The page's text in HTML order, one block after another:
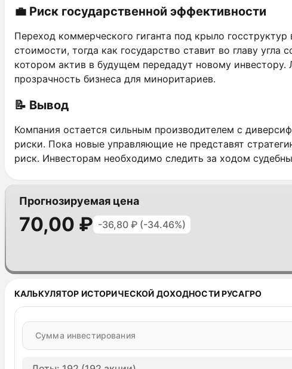
💼 Риск государственной эффективности
Переход коммерческого гиганта под крыло
стоимости, тогда как государство ставит во главу
котором актив в будущем передадут новому
прозрачность бизнеса для миноритариев.
📝 Вывод
Компания остается сильным производителем с
риски. Пока новые управляющие не представят
риск. Инвесторам необходимо следить за ходом
Прогнозируемая цена
70,00 ₽ -36,80 ₽ (-34.46%)
Бумаги холдинга не подходят для консервативных
с продажей не стоит, но наращивать позиции
КАЛЬКУЛЯТОР ИСТОРИЧЕСКОЙ ДОХОДНОСТИ РУСАГРО
Сумма инвестирования